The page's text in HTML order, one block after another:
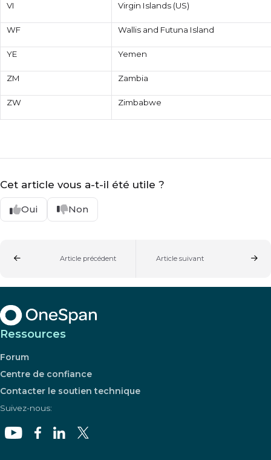
VI Virgin Islands (US)
WF Wallis and Futuna Island
YE Yemen
ZM Zambia
ZW Zimbabwe
Cet article vous a-t-il été utile ?
Oui Non
Article précédent Article suivant
Ressources
Forum
Centre de confiance
Contacter le soutien technique
Suivez-nous: